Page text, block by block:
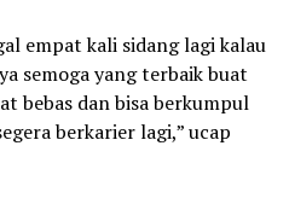
empat kali sidang lagi kalau
semoga yang terbaik buat
bebas dan bisa berkumpul
berkarier lagi,” ucap